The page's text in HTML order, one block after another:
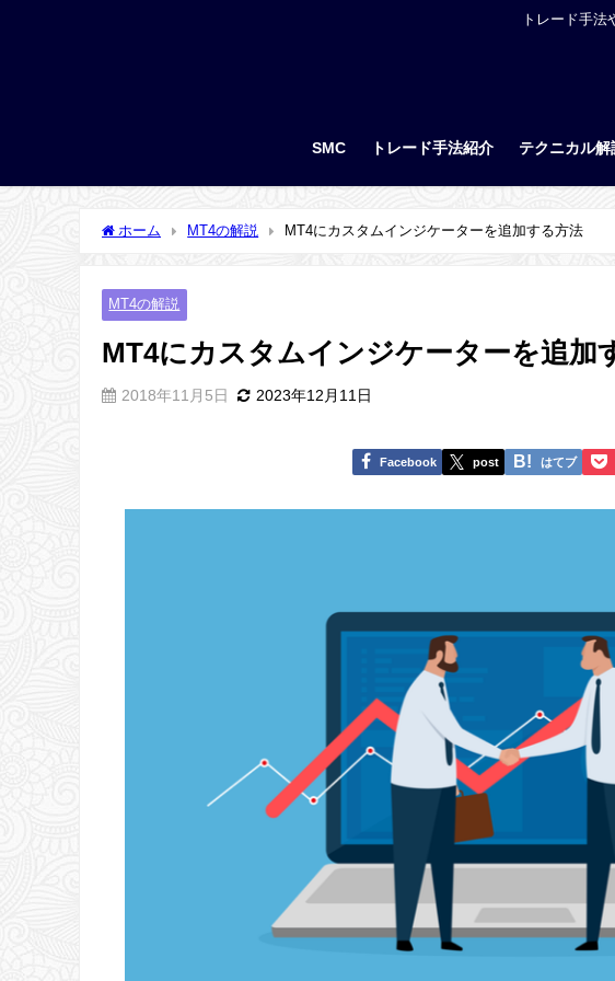
トレード手法
SMC トレード手法紹介 テクニカル解
ホーム MT4の解説 MT4にカスタムインジケーターを追加する方法
MT4の解説
MT4にカスタムインジケーターを追加
2018年11月5日 2023年12月11日
Facebook post はてブ